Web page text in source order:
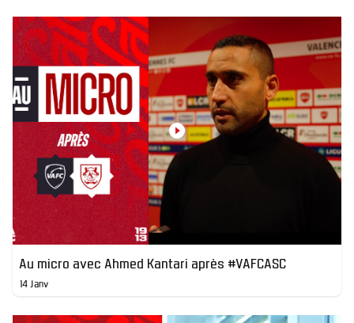
Au micro avec Ahmed Kantari après #VAFCASC
14 Janv